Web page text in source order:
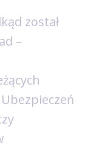
został
–